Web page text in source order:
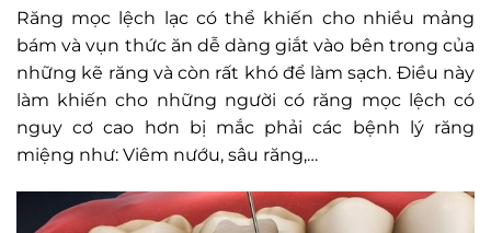
Răng mọc lệch lạc có thể khiến cho nhiều mảng
bám và vụn thức ăn dễ dàng giắt vào bên trong của
những kẽ răng và còn rất khó để làm sạch. Điều này
làm khiến cho những người có răng mọc lệch có
nguy cơ cao hơn bị mắc phải các bệnh lý răng
miệng như: Viêm nướu, sâu răng,…